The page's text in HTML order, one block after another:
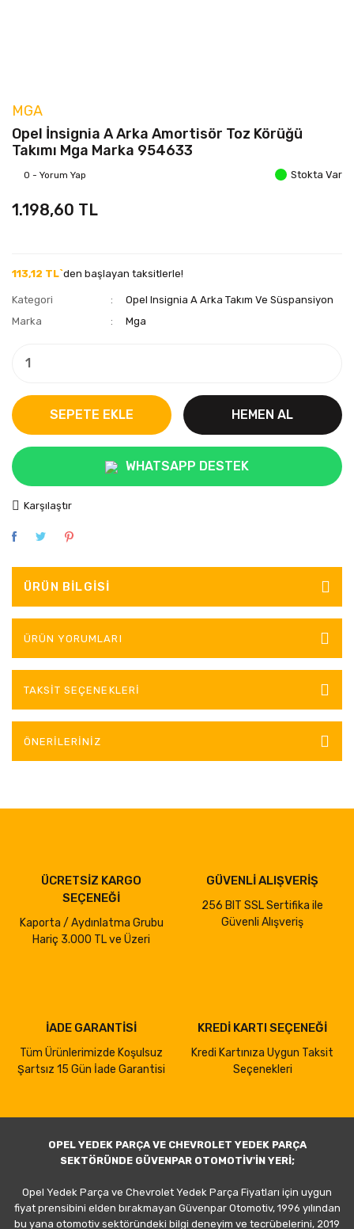
MGA
Opel İnsignia A Arka Amortisör Toz Körüğü
Takımı Mga Marka 954633
0 - Yorum Yap Stokta Var
1.198,60 TL
113,12 TL`den başlayan taksitlerle!
Kategori
Opel Insignia A Arka Takım Ve Süspansiyon
Marka
Mga
SEPETE EKLE HEMEN AL
WHATSAPP DESTEK
Karşılaştır
ÜRÜN BILGISI
ÜRÜN YORUMLARI
TAKSIT SEÇENEKLERI
ÖNERILERINIZ
ÜCRETSİZ KARGO
SEÇENEĞİ
Kaporta / Aydınlatma Grubu
Hariç 3.000 TL ve Üzeri
GÜVENLİ ALIŞVERİŞ
256 BIT SSL Sertifika ile
Güvenli Alışveriş
İADE GARANTİSİ
Tüm Ürünlerimizde Koşulsuz
Şartsız 15 Gün İade Garantisi
KREDİ KARTI SEÇENEĞİ
Kredi Kartınıza Uygun Taksit
Seçenekleri
OPEL YEDEK PARÇA VE CHEVROLET YEDEK PARÇA
SEKTÖRÜNDE GÜVENPAR OTOMOTİV'İN YERİ;
Opel Yedek Parça ve Chevrolet Yedek Parça Fiyatları için uygun
fiyat prensibini elden bırakmayan Güvenpar Otomotiv, 1996 yılından
bu yana otomotiv sektöründeki bilgi deneyim ve tecrübelerini, 2019